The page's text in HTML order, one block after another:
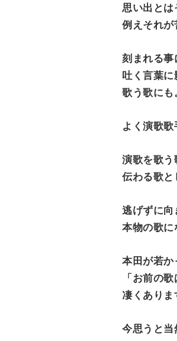
思い出とは
例えそれが
刻まれる事
吐く言葉に
歌う歌にも
よく演歌歌
演歌を歌う
伝わる歌と
逃げずに向
本物の歌に
本田が若か
「お前の
凄くありま
今思うと当